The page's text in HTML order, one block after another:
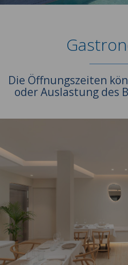
Die Öffnungszeiten
oder Auslastung des